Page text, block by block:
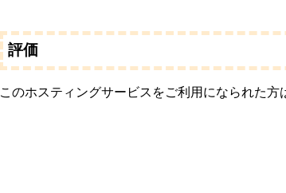
評価
このホスティングサービスをご利用になられた